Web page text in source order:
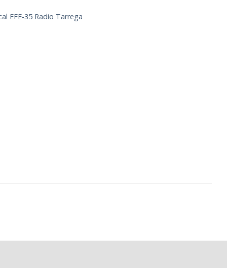
EFE-35 Radio Tarrega